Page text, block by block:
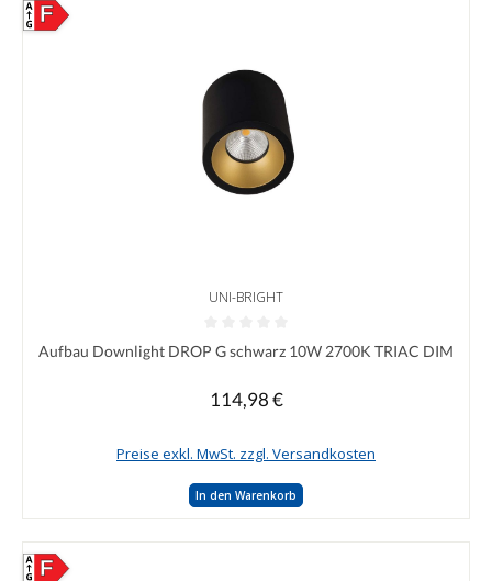
F
UNI-BRIGHT
Durchschnittliche Bewertung von 0 von 5 Sternen
Aufbau Downlight DROP G schwarz 10W 2700K TRIAC DIM
Regulärer Preis:
114,98 €
Preise exkl. MwSt. zzgl. Versandkosten
In den Warenkorb
F